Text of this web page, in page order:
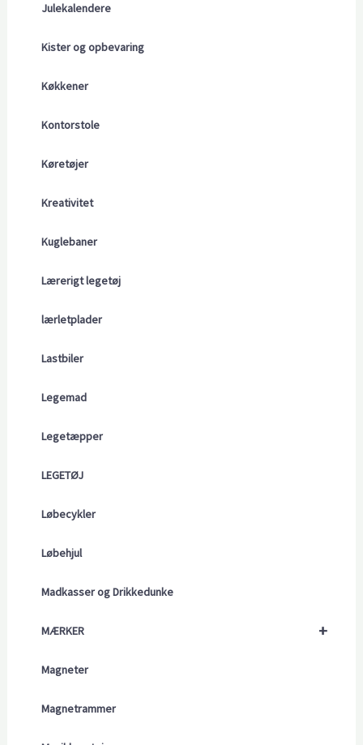
Julekalendere
Kister og opbevaring
Køkkener
Kontorstole
Køretøjer
Kreativitet
Kuglebaner
Lærerigt legetøj
lærletplader
Lastbiler
Legemad
Legetæpper
LEGETØJ
Løbecykler
Løbehjul
Madkasser og Drikkedunke
+
MÆRKER
Magneter
Magnetrammer